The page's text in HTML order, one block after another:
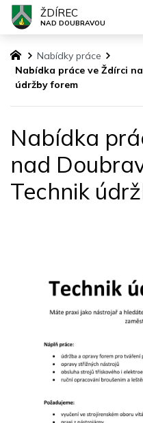
Nabídky práce
Nabídka práce ve Ždírci
údržby forem
Nabídka
nad
Technik
ŽDÍREC
NAD DOUBRAVOU